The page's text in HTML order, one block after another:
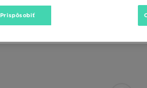
Prispôsobiť